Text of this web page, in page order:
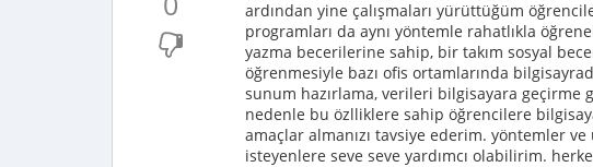
ardından yine çalışmaları yürüttüğüm
programları da aynı yöntemle rahatlıkla
yazma becerilerine sahip, bir takım sosyal
öğrenmesiyle bazı ofis ortamlarında
sunum hazırlama, verileri bilgisayara
nedenle bu özlliklere sahip öğrencilere
amaçlar almanızı tavsiye ederim. yöntemler
isteyenlere seve seve yardımcı olabilirim.